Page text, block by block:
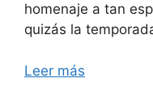
homenaje a tan
quizás la
Leer más